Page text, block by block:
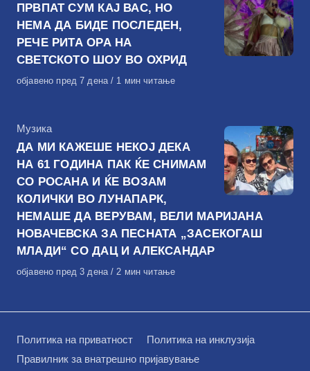
ПРВПАТ СУМ КАЈ ВАС, НО
НЕМА ДА БИДЕ ПОСЛЕДЕН,
РЕЧЕ РИТА ОРА НА
СВЕТСКОТО ШОУ ВО ОХРИД
Објавено
објавено пред 7 дена 1 мин читање
КАтегорија
Музика
ДА МИ КАЖЕШЕ НЕКОЈ ДЕКА
НА 61 ГОДИНА ПАК ЌЕ СНИМАМ
СО РОСАНА И ЌЕ ВОЗАМ
КОЛИЧКИ ВО ЛУНАПАРК,
НЕМАШЕ ДА ВЕРУВАМ, ВЕЛИ МАРИЈАНА
НОВАЧЕВСКА ЗА ПЕСНАТА „ЗАСЕКОГАШ
МЛАДИ“ СО ДАЦ И АЛЕКСАНДАР
Објавено
објавено пред 3 дена 2 мин читање
Политика на приватност
Политика на инклузија
Правилник за внатрешно пријавување